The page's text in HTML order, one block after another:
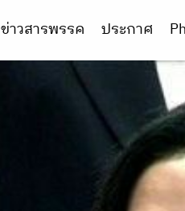
ข่าวสารพรรค ประกาศ